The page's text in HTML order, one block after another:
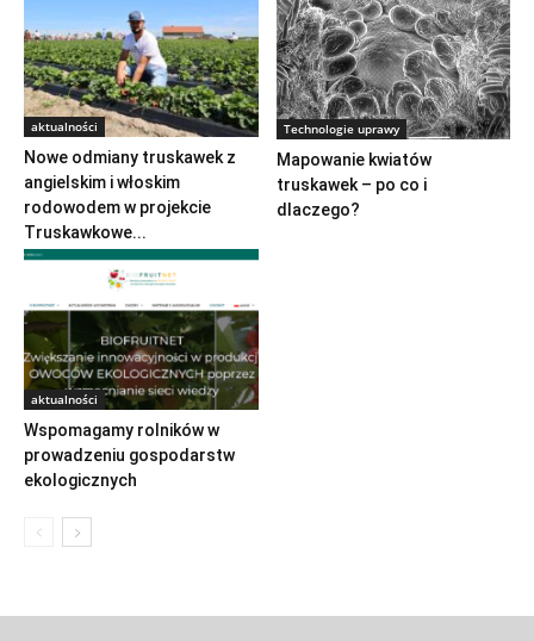
aktualności
Nowe odmiany truskawek z
angielskim i włoskim
rodowodem w projekcie
Truskawkowe...
Technologie uprawy
Mapowanie kwiatów
truskawek – po co i
dlaczego?
aktualności
Wspomagamy rolników w
prowadzeniu gospodarstw
ekologicznych